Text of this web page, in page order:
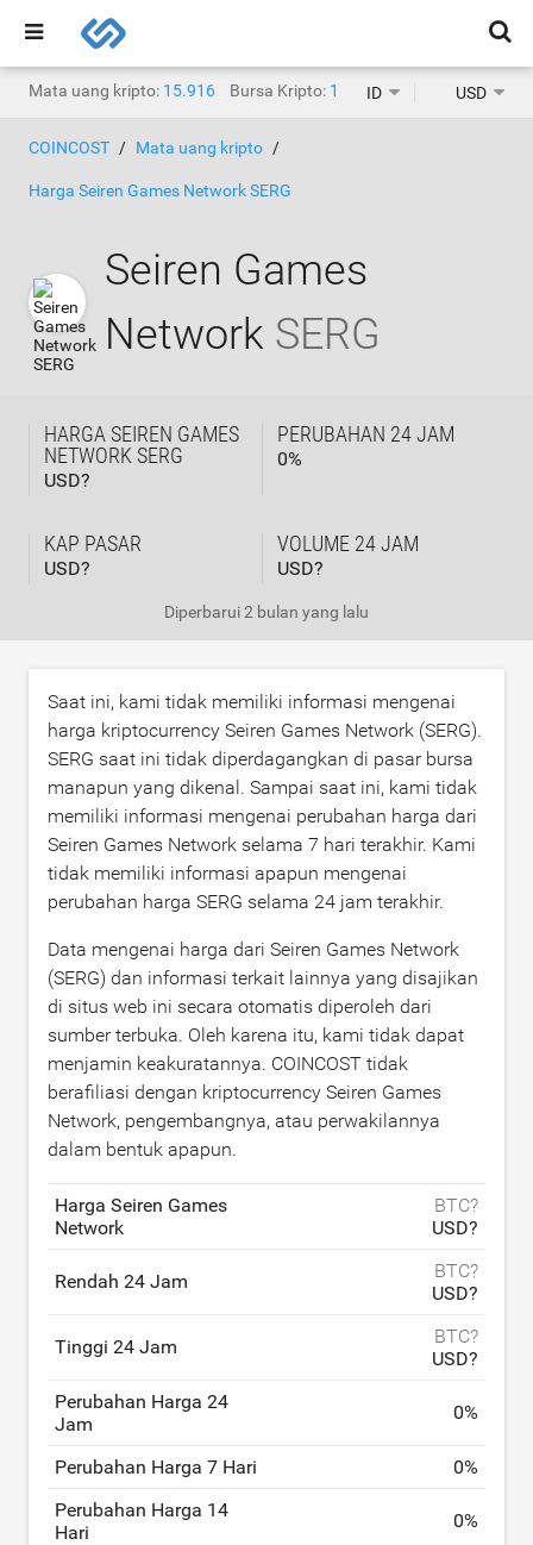
Mata uang kripto: 15.916 Bursa Kripto: 1.468ID USD
COINCOST Mata uang kripto
Harga Seiren Games Network SERG
Seiren Games
Network SERG
HARGA SEIREN GAMES
NETWORK SERG
USD?
PERUBAHAN 24 JAM
0%
KAP PASAR
USD?
VOLUME 24 JAM
USD?
Diperbarui2 bulan yang lalu
Saat ini, kami tidak memiliki informasi mengenai
harga kriptocurrency Seiren Games Network (SERG).
SERG saat ini tidak diperdagangkan di pasar bursa
manapun yang dikenal. Sampai saat ini, kami tidak
memiliki informasi mengenai perubahan harga dari
Seiren Games Network selama 7 hari terakhir. Kami
tidak memiliki informasi apapun mengenai
perubahan harga SERG selama 24 jam terakhir.
Data mengenai harga dari Seiren Games Network
(SERG) dan informasi terkait lainnya yang disajikan
di situs web ini secara otomatis diperoleh dari
sumber terbuka. Oleh karena itu, kami tidak dapat
menjamin keakuratannya. COINCOST tidak
berafiliasi dengan kriptocurrency Seiren Games
Network, pengembangnya, atau perwakilannya
dalam bentuk apapun.
Harga Seiren Games
Network
BTC?
USD?
Rendah 24 Jam
BTC?
USD?
Tinggi 24 Jam
BTC?
USD?
Perubahan Harga 24
Jam
0%
Perubahan Harga 7 Hari 0%
Perubahan Harga 14
Hari
0%